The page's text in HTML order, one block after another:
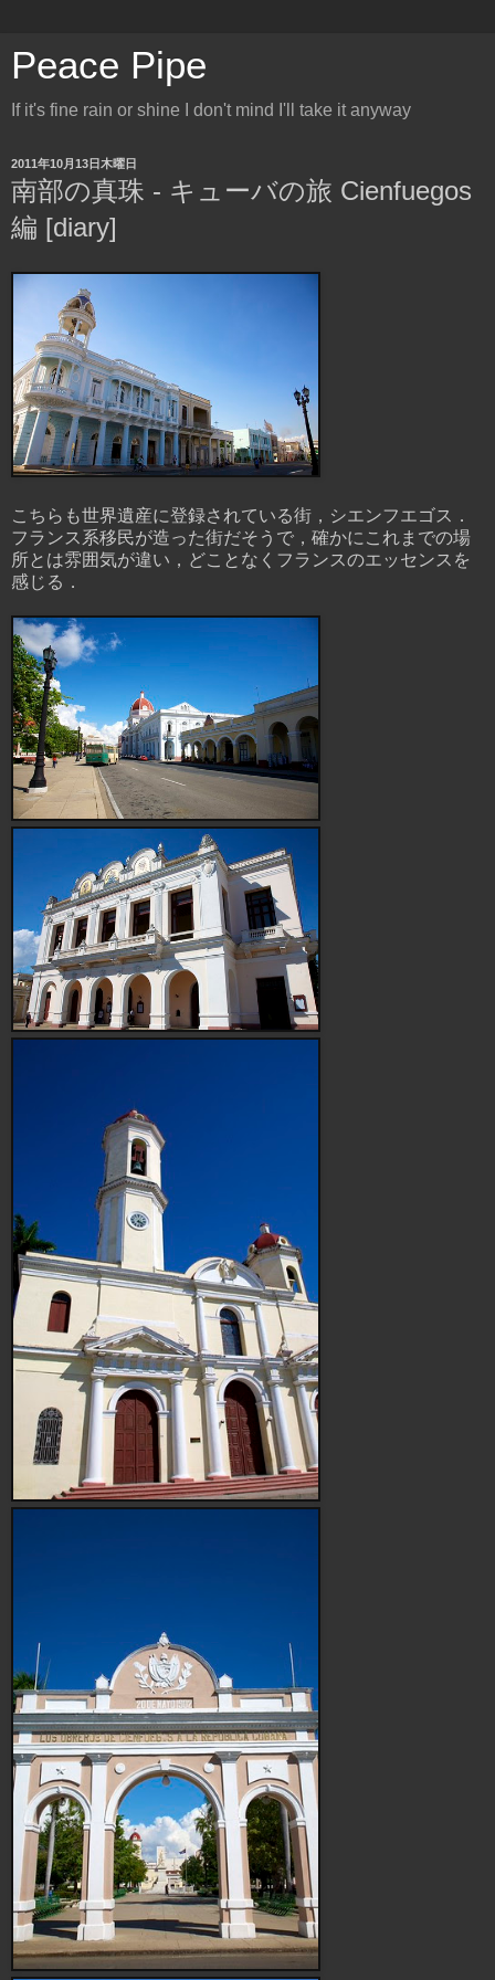
Peace Pipe
If it's fine rain or shine I don't mind I'll take it anyway
2011年10月13日木曜日
南部の真珠 - キューバの旅 Cienfuegos
編 [diary]
こちらも世界遺産に登録されている街，シエンフエゴス．
フランス系移民が造った街だそうで，確かにこれまでの場
所とは雰囲気が違い，どことなくフランスのエッセンスを
感じる．